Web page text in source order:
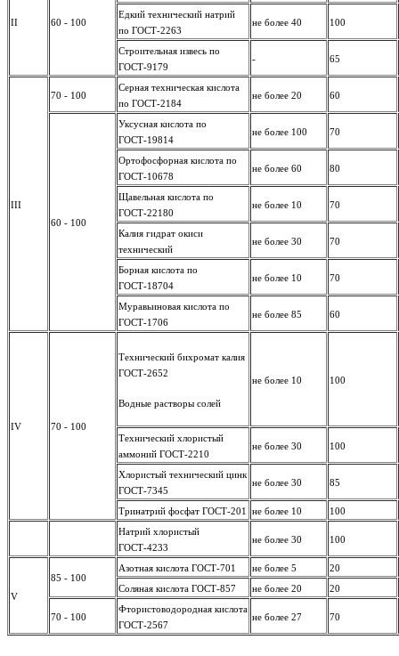
II 60 - 100
Едкий технический натрий
по ГОСТ-2263
не более 40 100
Строительная извесь по
ГОСТ-9179
- 65
III
70 - 100
Серная техническая кислота
по ГОСТ-2184
не более 20 60
60 - 100
Уксусная кислота по
ГОСТ-19814
не более 100 70
Ортофосфорная кислота по
ГОСТ-10678
не более 60 80
Щавельная кислота по
ГОСТ-22180
не более 10 70
Калия гидрат окиси
технический
не более 30 70
Борная кислота по
ГОСТ-18704
не более 10 70
Муравьиновая кислота по
ГОСТ-1706
не более 85 60
IV 70 - 100
Технический бихромат калия
ГОСТ-2652
Водные растворы солей
не более 10 100
Технический хлористый
аммоний ГОСТ-2210
не более 30 100
Хлористый технический цинк
ГОСТ-7345
не более 30 85
Тринатрий фосфат ГОСТ-201 не более 10
100
Натрий хлористый
ГОСТ-4233
не более 30 100
V
85 - 100
Азотная кислота ГОСТ-701 не более 5
20
Соляная кислота ГОСТ-857
не более 20 20
70 - 100
Фтористоводородная кислота
ГОСТ-2567
не более 27 70